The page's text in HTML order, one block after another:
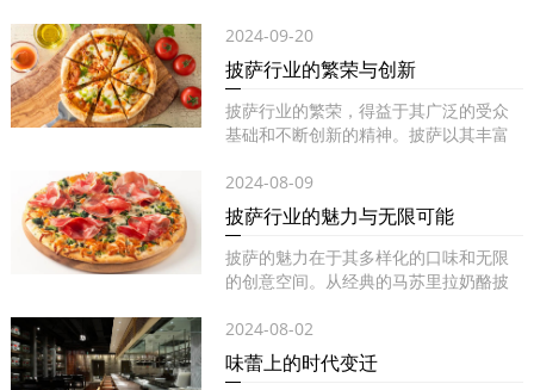
2024-09-20
披萨行业的繁荣与创新
披萨行业的繁荣，得益于其广泛的受众
基础和不断创新的精神。披萨以其丰富
2024-08-09
披萨行业的魅力与无限可能
披萨的魅力在于其多样化的口味和无限
的创意空间。从经典的马苏里拉奶酪披
2024-08-02
味蕾上的时代变迁